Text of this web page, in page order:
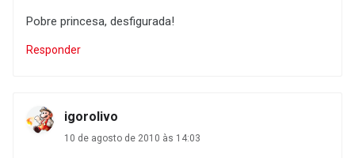
Pobre princesa, desfigurada!
Responder
igorolivo
10 de agosto de 2010 às 14:03